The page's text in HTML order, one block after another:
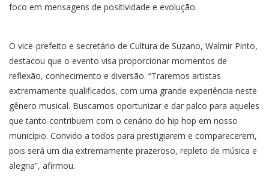
foco em mensagens de positividade e evolução.
O vice-prefeito e secretário de Cultura de Suzano, Walmir Pinto,
destacou que o evento visa proporcionar momentos de
reflexão, conhecimento e diversão. “Traremos artistas
extremamente qualificados, com uma grande experiência neste
gênero musical. Buscamos oportunizar e dar palco para aqueles
que tanto contribuem com o cenário do hip hop em nosso
município. Convido a todos para prestigiarem e comparecerem,
pois será um dia extremamente prazeroso, repleto de música e
alegria”, afirmou.